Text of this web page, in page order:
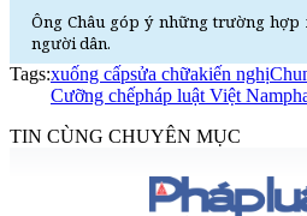
Ông Châu góp ý những trường
người dân.
Tags:xuống cấpsửa chữakiến nghị
Cưỡng chếpháp luật Việt Nam
TIN CÙNG CHUYÊN MỤC